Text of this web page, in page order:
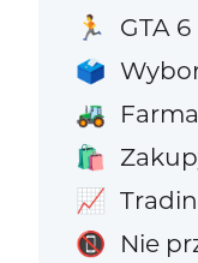
🏃 GTA 6
🗳️
🚜 Farma
🛍️
📈
📵 Nie